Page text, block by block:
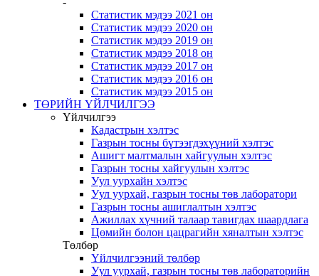
Статистик мэдээ 2021 он
Статистик мэдээ 2020 он
Статистик мэдээ 2019 он
Статистик мэдээ 2018 он
Статистик мэдээ 2017 он
Статистик мэдээ 2016 он
Статистик мэдээ 2015 он
ТӨРИЙН ҮЙЛЧИЛГЭЭ
Үйлчилгээ
Кадастрын хэлтэс
Газрын тосны бүтээгдэхүүний хэлтэс
Ашигт малтмалын хайгуулын хэлтэс
Газрын тосны хайгуулын хэлтэс
Уул уурхайн хэлтэс
Уул уурхай, газрын тосны төв лаборатори
Газрын тосны ашиглалтын хэлтэс
Ажиллах хүчний талаар тавигдах шаардлага
Цөмийн болон цацрагийн хяналтын хэлтэс
Төлбөр
Үйлчилгээний төлбөр
Уул уурхай, газрын тосны төв лабораторийн